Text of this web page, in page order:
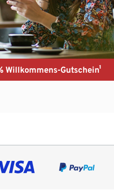
Willkommens-Gutschein¹